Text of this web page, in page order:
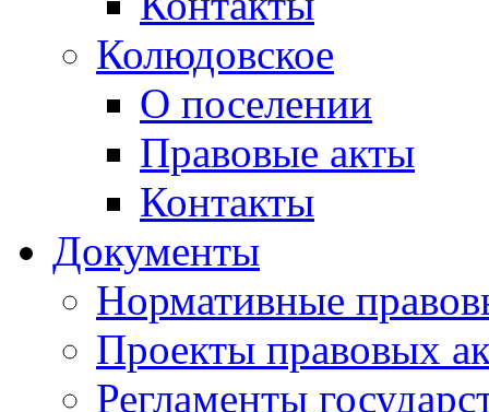
Колюдовское
О поселении
Правовые акты
Контакты
Документы
Нормативные
Проекты правовых
Регламенты